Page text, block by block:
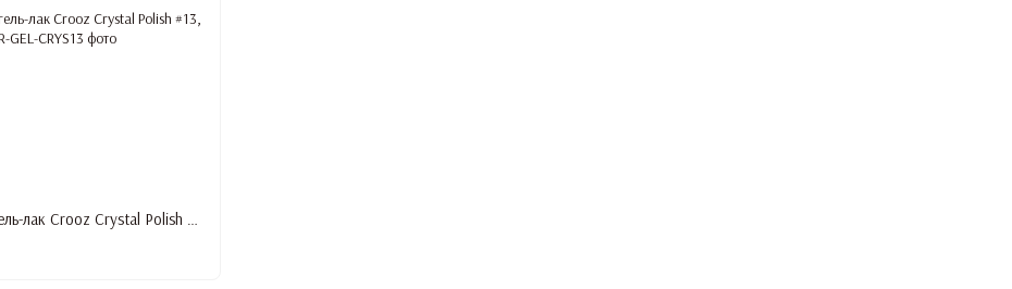
Світловідбивний гель-лак Crooz Crystal Polish #13, 8 мл